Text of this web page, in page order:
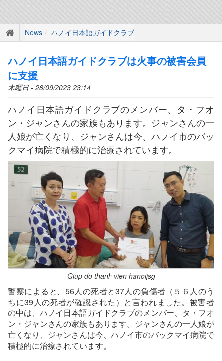
News ハノイ日本語ガイドクラブ
ハノイ日本語ガイドクラブは火事の被害会員
に支援
木曜日 - 28/09/2023 23:14
ハノイ日本語ガイドクラブのメンバー、タ・フオ
ン・ジャンさんの家族もあります。ジャンさんの一
人娘が亡くなり、ジャンさんは今、ハノイ市のバッ
クマイ病院で積極的に治療されています。
Giup do thanh vien hanoijsg
警察によると、56人の死者と37人の負傷者（５６人のう
ちに39人の死者が確認された）と言われました。被害者
の中は、ハノイ日本語ガイドクラブのメンバー、タ・フオ
ン・ジャンさんの家族もあります。ジャンさんの一人娘が
亡くなり、ジャンさんは今、ハノイ市のバックマイ病院で
積極的に治療されています。